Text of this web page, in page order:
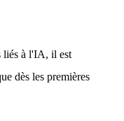
liés à l'IA, il est
dès les premières